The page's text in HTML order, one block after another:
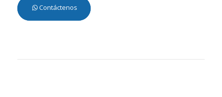
Contáctenos